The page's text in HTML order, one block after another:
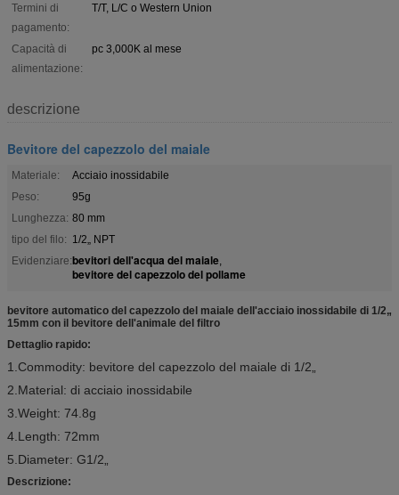
Termini di
pagamento:
T/T, L/C o Western Union
Capacità di
alimentazione:
pc 3,000K al mese
descrizione
Bevitore del capezzolo del maiale
Materiale:
Acciaio inossidabile
Peso:
95g
Lunghezza: 80 mm
tipo del filo: 1/2„ NPT
Evidenziare:bevitori dell'acqua del maiale,
bevitore del capezzolo del pollame
bevitore automatico del capezzolo del maiale dell'acciaio inossidabile di 1/2„
15mm con il bevitore dell'animale del filtro
Dettaglio rapido:
1.Commodity: bevitore del capezzolo del maiale di 1/2„
2.Material: di acciaio inossidabile
3.Weight: 74.8g
4.Length: 72mm
5.Diameter: G1/2„
Descrizione: